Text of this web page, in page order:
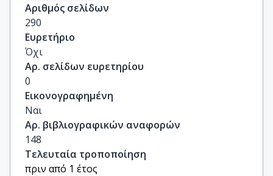
Αριθμός σελίδων
290
Ευρετήριο
Όχι
Αρ. σελίδων ευρετηρίου
0
Εικονογραφημένη
Ναι
Αρ. βιβλιογραφικών αναφορών
148
Τελευταία τροποποίηση
πριν από 1 έτος